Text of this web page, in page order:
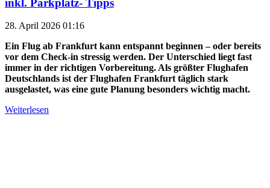
28. April 2026 01:16
Ein Flug ab Frankfurt kann entspannt beginnen – oder bereits
vor dem Check-in stressig werden. Der Unterschied liegt fast
immer in der richtigen Vorbereitung. Als größter Flughafen
Deutschlands ist der Flughafen Frankfurt täglich stark
ausgelastet, was eine gute Planung besonders wichtig macht.
Weiterlesen